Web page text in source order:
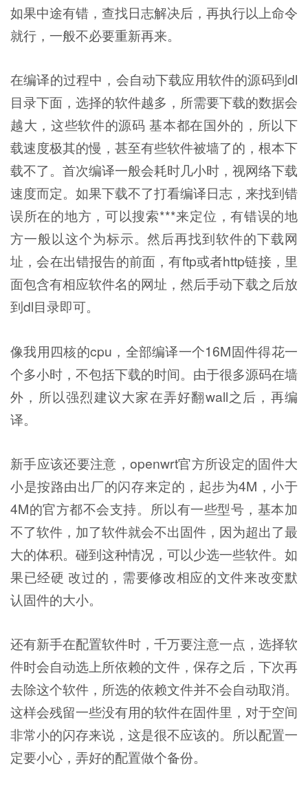
如果中途有错，查找日志解决后，再执行以上命令
就行，一般不必要重新再来。
在编译的过程中，会自动下载应用软件的源码到dl
目录下面，选择的软件越多，所需要下载的数据会
越大，这些软件的源码 基本都在国外的，所以下
载速度极其的慢，甚至有些软件被墙了的，根本下
载不了。首次编译一般会耗时几小时，视网络下载
速度而定。如果下载不了打看编译日志，来找到错
误所在的地方，可以搜索***来定位，有错误的地
方一般以这个为标示。然后再找到软件的下载网
址，会在出错报告的前面，有ftp或者http链接，里
面包含有相应软件名的网址，然后手动下载之后放
到dl目录即可。
像我用四核的cpu，全部编译一个16M固件得花一
个多小时，不包括下载的时间。由于很多源码在墙
外，所以强烈建议大家在弄好翻wall之后，再编
译。
新手应该还要注意，openwrt官方所设定的固件大
小是按路由出厂的闪存来定的，起步为4M，小于
4M的官方都不会支持。所以有一些型号，基本加
不了软件，加了软件就会不出固件，因为超出了最
大的体积。碰到这种情况，可以少选一些软件。如
果已经硬 改过的，需要修改相应的文件来改变默
认固件的大小。
还有新手在配置软件时，千万要注意一点，选择软
件时会自动选上所依赖的文件，保存之后，下次再
去除这个软件，所选的依赖文件并不会自动取消。
这样会残留一些没有用的软件在固件里，对于空间
非常小的闪存来说，这是很不应该的。所以配置一
定要小心，弄好的配置做个备份。